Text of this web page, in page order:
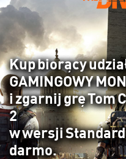
Kup biorący
GAMINGOWY
i zgarnij grę Tom
2
w wersji
darmo.